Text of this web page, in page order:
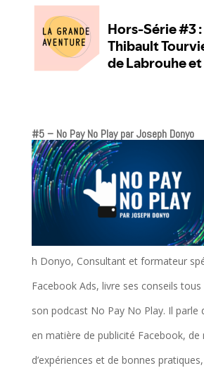
#5 – No Pay No Play par Joseph Donyo
h Donyo, Consultant et formateur
Facebook Ads, livre ses conseils
son podcast No Pay No Play. Il parle
en matière de publicité Facebook, de
d’expériences et de bonnes